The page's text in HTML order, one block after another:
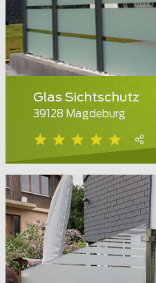
Glas Sichtschutz
39128 Magdeburg